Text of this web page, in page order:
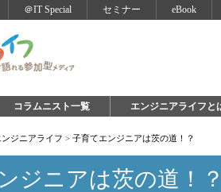
＠IT Special セミナー eBook
コラムニスト一覧 エンジニアライフと
ンジニアライフ > 子育てエンジニアは茨の道！？
ジニアは茨の道！？